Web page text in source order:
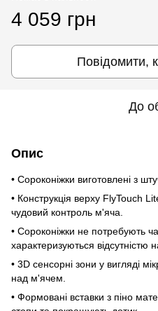
4 059 грн
Повідомити,
До
Опис
• Сороконіжки виготовлені з
• Конструкція верху FlyTouch
чудовий контроль м'яча.
• Сороконіжки не потребують
характеризуються відсутністю
• 3D сенсорні зони у вигляді
над м'ячем.
• Формовані вставки з піно